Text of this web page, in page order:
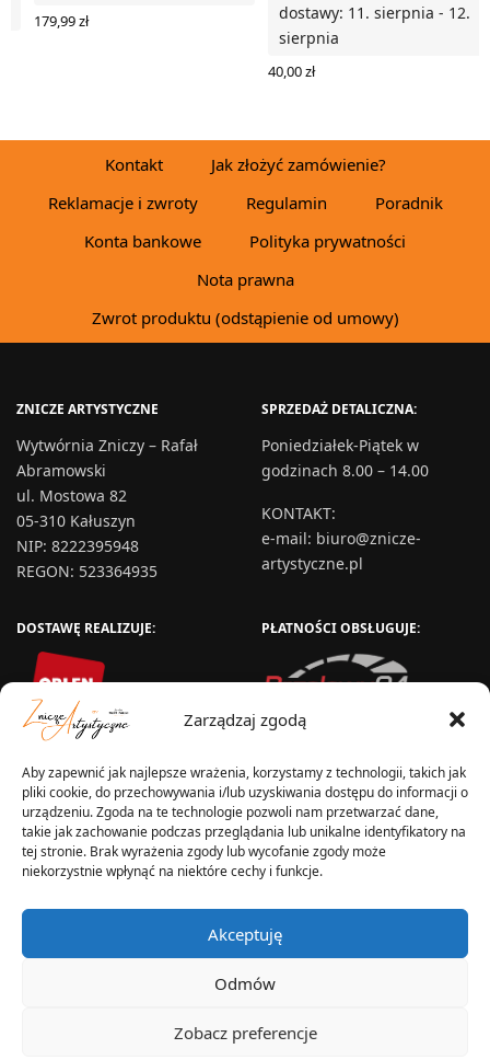
Zarządzaj zgodą
Aby zapewnić jak najlepsze wrażenia, korzystamy z technologii, takich jak
pliki cookie, do przechowywania i/lub uzyskiwania dostępu do informacji o
urządzeniu. Zgoda na te technologie pozwoli nam przetwarzać dane,
takie jak zachowanie podczas przeglądania lub unikalne identyfikatory na
tej stronie. Brak wyrażenia zgody lub wycofanie zgody może
niekorzystnie wpłynąć na niektóre cechy i funkcje.
Akceptuję
Odmów
Zobacz preferencje
179,99zł
dostawy: 11. sierpnia - 12.
sierpnia
40,00zł
Kontakt
Jak złożyć zamówienie?
Reklamacje i zwroty
Regulamin
Poradnik
Konta bankowe
Polityka prywatności
Nota prawna
Zwrot produktu (odstąpienie od umowy)
ZNICZE ARTYSTYCZNE
Wytwórnia Zniczy – Rafał
Abramowski
ul. Mostowa 82
05-310 Kałuszyn
NIP: 8222395948
REGON: 523364935
SPRZEDAŻ DETALICZNA:
Poniedziałek-Piątek w
godzinach 8.00 – 14.00
KONTAKT:
e-mail: biuro@znicze-
artystyczne.pl
DOSTAWĘ REALIZUJE: PŁATNOŚCI OBSŁUGUJE:
2025 © Znicz Polski -
Wszelkie prawa zastrzeżone